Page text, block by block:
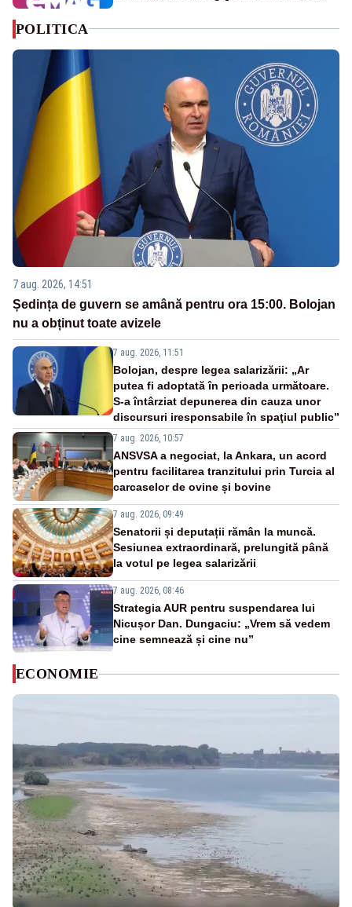
POLITICA
7 aug. 2026, 14:51
Ședința de guvern se amână pentru ora 15:00. Bolojan
nu a obținut toate avizele
7 aug. 2026, 11:51
Bolojan, despre legea salarizării: „Ar
putea fi adoptată în perioada următoare.
S-a întârziat depunerea din cauza unor
discursuri iresponsabile în spaţiul public”
7 aug. 2026, 10:57
ANSVSA a negociat, la Ankara, un acord
pentru facilitarea tranzitului prin Turcia al
carcaselor de ovine și bovine
7 aug. 2026, 09:49
Senatorii și deputații rămân la muncă.
Sesiunea extraordinară, prelungită până
la votul pe legea salarizării
7 aug. 2026, 08:46
Strategia AUR pentru suspendarea lui
Nicușor Dan. Dungaciu: „Vrem să vedem
cine semnează și cine nu”
ECONOMIE